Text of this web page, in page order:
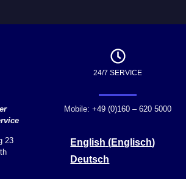
23
24/7 SERVICE
Mobile: +49 (0)160 – 620 5000
English (Englisch)
Deutsch